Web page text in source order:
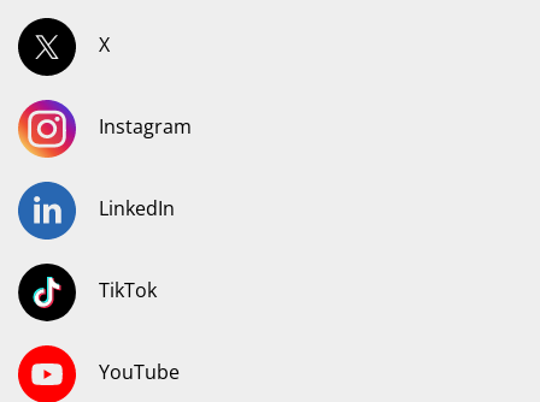
X
Instagram
LinkedIn
TikTok
YouTube